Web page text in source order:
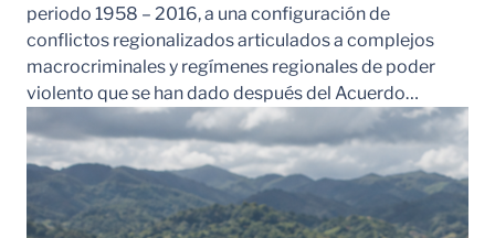
periodo 1958 – 2016, a una configuración de
conflictos regionalizados articulados a complejos
macrocriminales y regímenes regionales de poder
violento que se han dado después del Acuerdo…